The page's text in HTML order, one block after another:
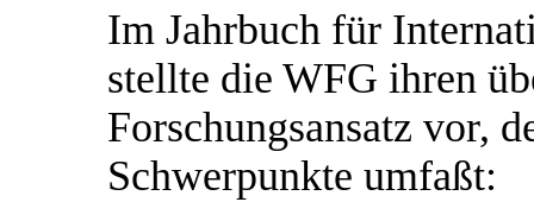
Im Jahrbuch für
stellte die WFG ihren
Forschungsansatz vor,
Schwerpunkte umfaßt: